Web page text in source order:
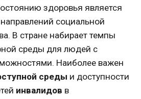
здоровья является
социальной
В стране набирает темпы
среды для людей с
Наиболее важен
среды и доступности
инвалидов в